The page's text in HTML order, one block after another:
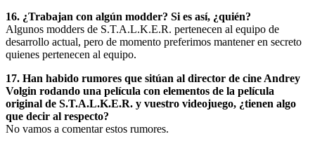
16. ¿Trabajan con algún modder? Si es así, ¿quién?
Algunos modders de S.T.A.L.K.E.R. pertenecen al equipo de
desarrollo actual, pero de momento preferimos mantener en secreto
quienes pertenecen al equipo.
17. Han habido rumores que sitúan al director de cine Andrey
Volgin rodando una película con elementos de la película
original de S.T.A.L.K.E.R. y vuestro videojuego, ¿tienen algo
que decir al respecto?
No vamos a comentar estos rumores.